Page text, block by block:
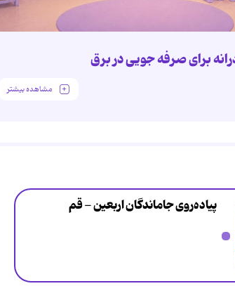
برای صرفه جویی در برق
مشاهده بیشتر
پیاده‌روی جاماندگان اربعین - قم